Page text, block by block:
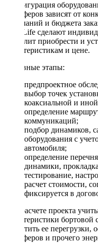
Конфигурация
сабвуферов зависят от
пожеланий и бюджета
DriveLife сделают
позволит приобрести и
характеристикам и цене.
Основные этапы:
предпроектное
выбор точек
коаксиальной и
определение
коммуникаций;
подбор динамиков,
оборудования с
автомобиля;
определение
динамики,
тестирование,
расчет стоимости,
фиксируется в
При расчете проекта
характеристики
допустить ее
сабвуферов и прочего